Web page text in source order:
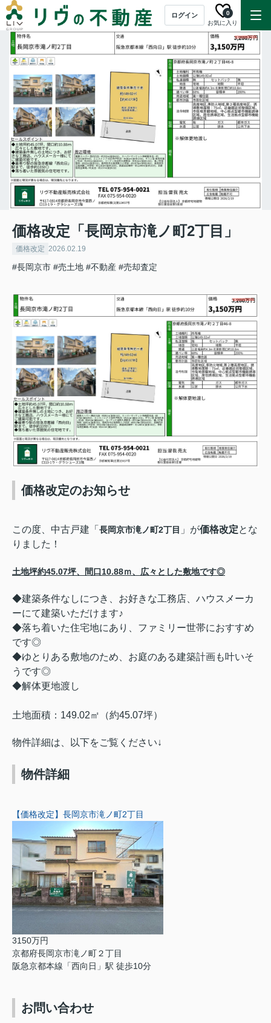
ログイン
お気に入り
0
価格改定「長岡京市滝ノ町2丁目」
価格改定 2026.02.19
#長岡京市 #売土地 #不動産 #売却査定
価格改定のお知らせ
この度、中古戸建「 長岡京市滝ノ町2丁目 」が価格改定とな
りました！
土地坪約45.07坪、間口10.88ｍ、広々とした敷地です◎
◆建築条件なしにつき、お好きな工務店、ハウスメーカ
ーにて建築いただけます♪
◆落ち着いた住宅地にあり、ファミリー世帯におすすめ
です◎
◆ゆとりある敷地のため、お庭のある建築計画も叶いそ
うです◎
◆解体更地渡し
土地面積：149.02㎡（約45.07坪）
物件詳細は、以下をご覧ください↓
物件詳細
【価格改定】長岡京市滝ノ町2丁目
3150万円
京都府長岡京市滝ノ町２丁目
阪急京都本線「西向日」駅 徒歩10分
お問い合わせ